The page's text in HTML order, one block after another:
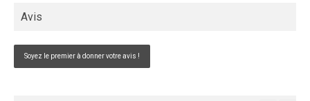
Avis
Soyez le premier à donner votre avis !